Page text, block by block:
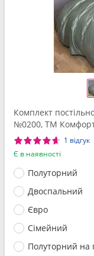
Комплект
№0200, ТМ
1 відгук
Є в наявності
Полуторний
Двоспальний
Євро
Сімейний
Полуторний на